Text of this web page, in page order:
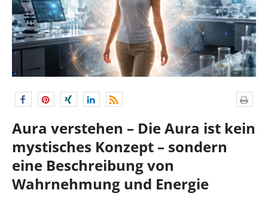
Aura verstehen – Die Aura ist kein
mystisches Konzept – sondern
eine Beschreibung von
Wahrnehmung und Energie